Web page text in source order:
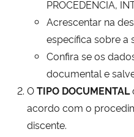
PROCEDÊNCIA,
Acrescentar na
específica sobre a
Confira se os
documental e
OTIPO DOCUMENTAL
acordo com o
discente.